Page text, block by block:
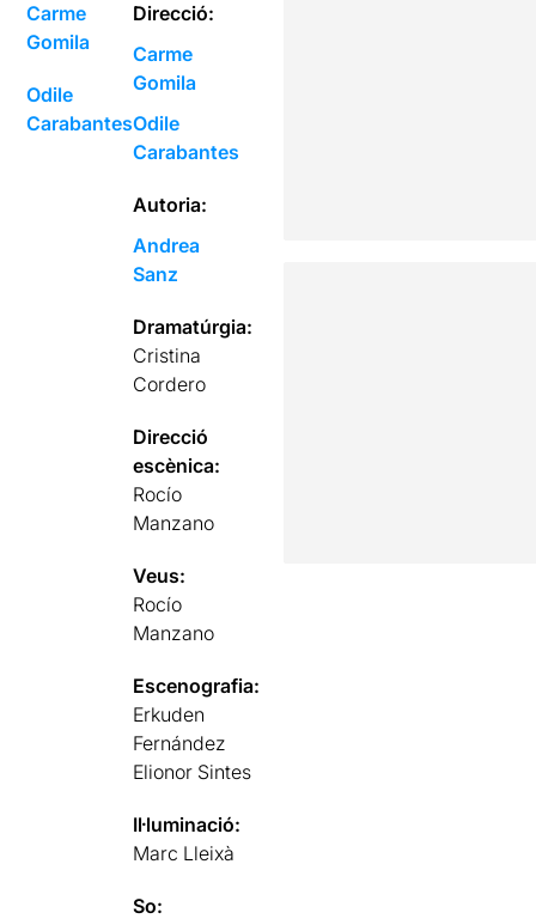
Carme
Gomila
Odile
Carabantes
Direcció:
Carme
Gomila
Odile
Carabantes
Autoria:
Andrea
Sanz
Dramatúrgia:
Cristina
Cordero
Direcció
escènica:
Rocío
Manzano
Veus:
Rocío
Manzano
Escenografia:
Erkuden
Fernández
Elionor Sintes
Il·luminació:
Marc Lleixà
So: